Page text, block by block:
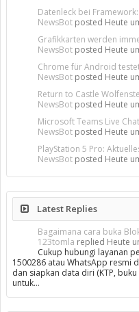
Datenleck bei
NewsBot posted Heute
Grafikkarten werden
NewsBot posted Heute
Chrome für Android
NewsBot posted Heute
Return to Castle
NewsBot posted Heute
Microsoft Teams Live
NewsBot posted Heute
PlayStation 5 Pro:
NewsBot posted Heute
Latest Replies
Bagaimana cara buka
123tomla replied Heute
Cukup hubungi layanan
1500286 atau WhatsApp resmi
dan siapkan data diri (KTP,
untuk…